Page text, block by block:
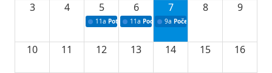
3 4 5
11a Potpisivanje ugovora o stipendijama za
6
11a Podrška razvoju vodne infrastrukture u
7
9a Početak izgradnje nove
8 9
10 11 12 13 14 15 16